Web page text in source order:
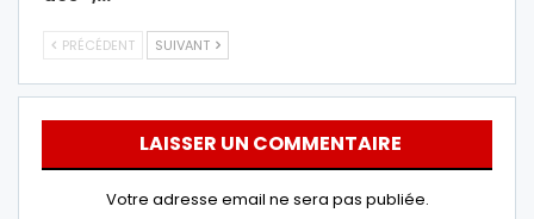
PRÉCÉDENT SUIVANT
LAISSER UN COMMENTAIRE
Votre adresse email ne sera pas publiée.